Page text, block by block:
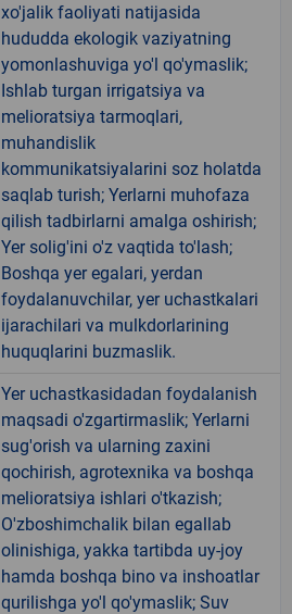
xo'jalik faoliyati natijasida
hududda ekologik vaziyatning
yomonlashuviga yo'l qo'ymaslik;
Ishlab turgan irrigatsiya va
melioratsiya tarmoqlari,
muhandislik
kommunikatsiyalarini soz holatda
saqlab turish; Yerlarni muhofaza
qilish tadbirlarni amalga oshirish;
Yer solig'ini o'z vaqtida to'lash;
Boshqa yer egalari, yerdan
foydalanuvchilar, yer uchastkalari
ijarachilari va mulkdorlarining
huquqlarini buzmaslik.
Yer uchastkasidadan foydalanish
maqsadi o'zgartirmaslik; Yerlarni
sug'orish va ularning zaxini
qochirish, agrotexnika va boshqa
melioratsiya ishlari o'tkazish;
O'zboshimchalik bilan egallab
olinishiga, yakka tartibda uy-joy
hamda boshqa bino va inshoatlar
qurilishga yo'l qo'ymaslik; Suv